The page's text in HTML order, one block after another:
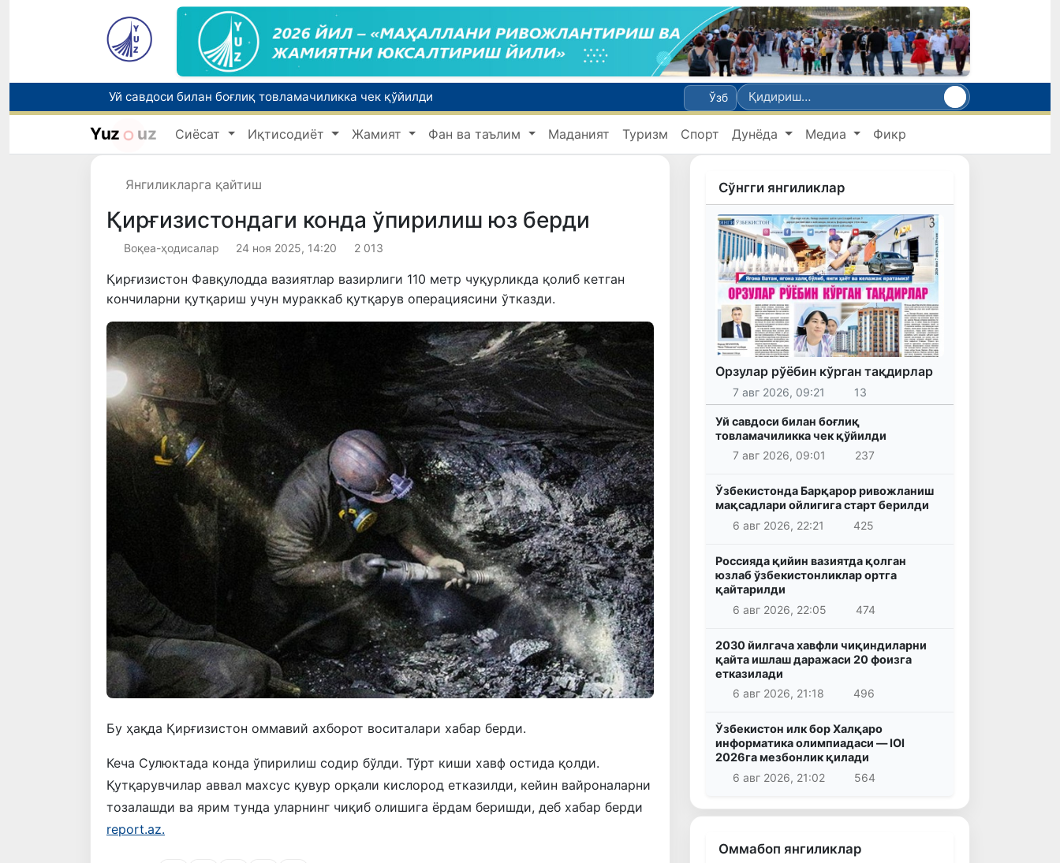
Уй савдоси билан боғлиқ товламачиликка чек қўйилди
Ўзбекистонда Барқарор ривожланиш мақсадлари ойлигига старт берилди
Россияда қийин вазиятда қолган юзлаб ўзбекистонликлар ортга қайтарилди
Орзулар рўёбин кўрган тақдирлар
Ўзб
Yuz uz Сиёсат Иқтисодиёт Жамият Фан ва таълим Маданият Туризм Спорт Дунёда Медиа Фикр
Янгиликларга қайтиш
Қирғизистондаги конда ўпирилиш юз берди
Воқеа-ҳодисалар 24 ноя 2025, 14:20 2 013
Қирғизистон Фавқулодда вазиятлар вазирлиги 110 метр чуқурликда қолиб кетган
кончиларни қутқариш учун мураккаб қутқарув операциясини ўтказди.
Бу ҳақда Қирғизистон оммавий ахборот воситалари хабар берди.
Кеча Сулюктада конда ўпирилиш содир бўлди. Тўрт киши хавф остида қолди.
Қутқарувчилар аввал махсус қувур орқали кислород етказилди, кейин вайроналарни
тозалашди ва ярим тунда уларнинг чиқиб олишига ёрдам беришди, деб хабар берди
report.az.
Сўнгги янгиликлар
Орзулар рўёбин кўрган тақдирлар
7 авг 2026, 09:21 13
Уй савдоси билан боғлиқ
товламачиликка чек қўйилди
7 авг 2026, 09:01
237
Ўзбекистонда Барқарор ривожланиш
мақсадлари ойлигига старт берилди
6 авг 2026, 22:21
425
Россияда қийин вазиятда қолган
юзлаб ўзбекистонликлар ортга
қайтарилди
6 авг 2026, 22:05
474
2030 йилгача хавфли чиқиндиларни
қайта ишлаш даражаси 20 фоизга
етказилади
6 авг 2026, 21:18
496
Ўзбекистон илк бор Халқаро
информатика олимпиадаси — IOI
2026га мезбонлик қилади
6 авг 2026, 21:02
564
Оммабоп янгиликлар